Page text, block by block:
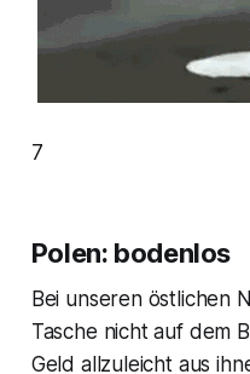
7
Polen: bodenlos
Bei unseren östlichen
Tasche nicht auf dem
Geld allzuleicht aus